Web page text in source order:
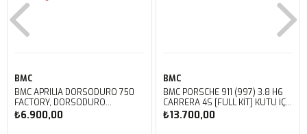
BMC
BMC APRILIA DORSODURO 750
FACTORY, DORSODURO
900, SHIVER 750 GT, SHIVER
750 KUTU İÇİ PERFORMANS
₺6.900,00
BMC
BMC PORSCHE 911 (997) 3.8 H6
CARRERA 4S [FULL KIT] KUTU İÇİ
PERFORMANS HAVA FİLTRESİ
FB468/20
₺13.700,00